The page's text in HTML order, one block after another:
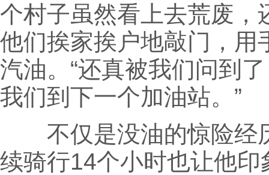
个村子虽然看上去荒废，
他们挨家挨户地敲门，用
汽油。“还真被我们问到
我们到下一个加油站。”
不仅是没油的惊险经
续骑行14个小时也让他